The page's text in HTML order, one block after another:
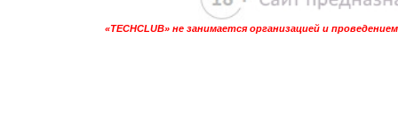
«TECHCLUB» не занимается организацией и